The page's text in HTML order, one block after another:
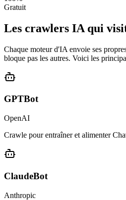
Gratuit
Les crawlers IA qui
Chaque moteur d'IA envoie ses
bloque pas les autres. Voici les
GPTBot
OpenAI
Crawle pour entraîner et alimenter
ClaudeBot
Anthropic